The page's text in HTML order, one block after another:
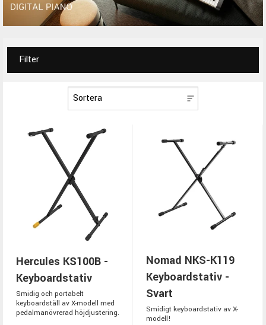
Filter
Hercules KS100B -
Keyboardstativ
Smidig och portabelt
keyboardställ av X-modell med
pedalmanövrerad höjdjustering.
Nomad NKS-K119
Keyboardstativ -
Svart
Smidigt keyboardstativ av X-
modell!